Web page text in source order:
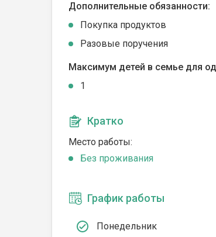
Дополнительные обязанности:
Покупка продуктов
Разовые поручения
Максимум детей в семье для
1
Кратко
Место работы:
Без проживания
График работы
Понедельник